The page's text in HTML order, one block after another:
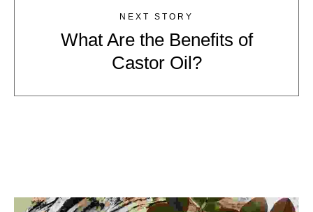
NEXT STORY
What Are the Benefits of
Castor Oil?